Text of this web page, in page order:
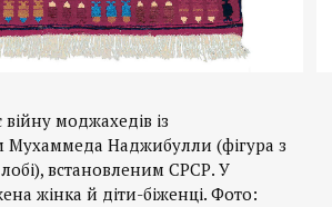
моджахедів із
Мухаммеда Наджибулли (фігура з
встановленим СРСР. У
жінка й діти-біженці. Фото: